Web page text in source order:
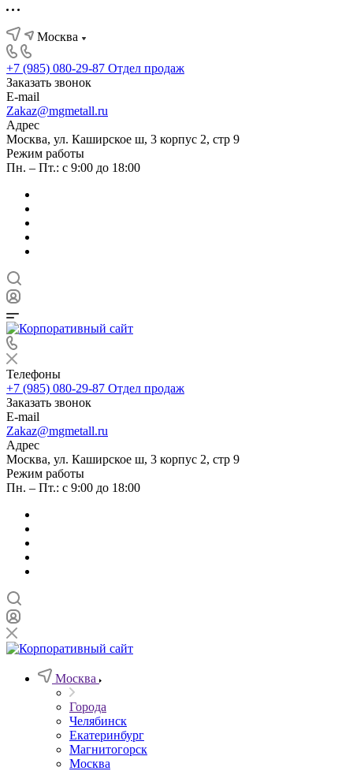
Москва
+7 (985) 080-29-87 Отдел продаж
Заказать звонок
E-mail
Zakaz@mgmetall.ru
Адрес
Москва, ул. Каширское ш, 3 корпус 2, стр 9
Режим работы
Пн. – Пт.: с 9:00 до 18:00
Телефоны
+7 (985) 080-29-87 Отдел продаж
Заказать звонок
E-mail
Zakaz@mgmetall.ru
Адрес
Москва, ул. Каширское ш, 3 корпус 2, стр 9
Режим работы
Пн. – Пт.: с 9:00 до 18:00
Москва
Города
Челябинск
Екатеринбург
Магнитогорск
Москва